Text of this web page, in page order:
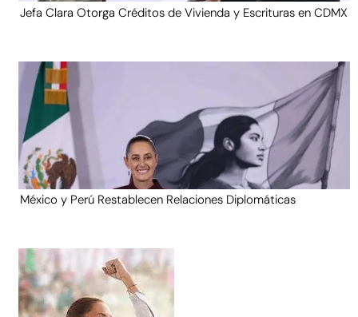
Jefa Clara Otorga Créditos de Vivienda y Escrituras en CDMX
México y Perú Restablecen Relaciones Diplomáticas